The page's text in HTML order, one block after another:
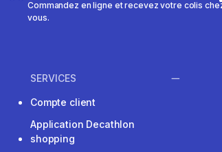
Commandez en ligne et recevez votre colis
vous.
SERVICES
Compte client
Application Decathlon
shopping